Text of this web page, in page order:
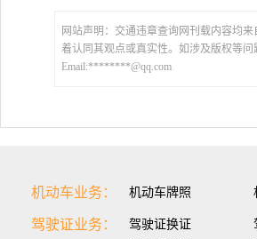
网站声明：交通违章查询网刊载内容均
着认同其观点或真实性。如涉及版权等
Email:********@qq.com
机动车业务： 机动车牌照
驾驶证业务： 驾驶证换证